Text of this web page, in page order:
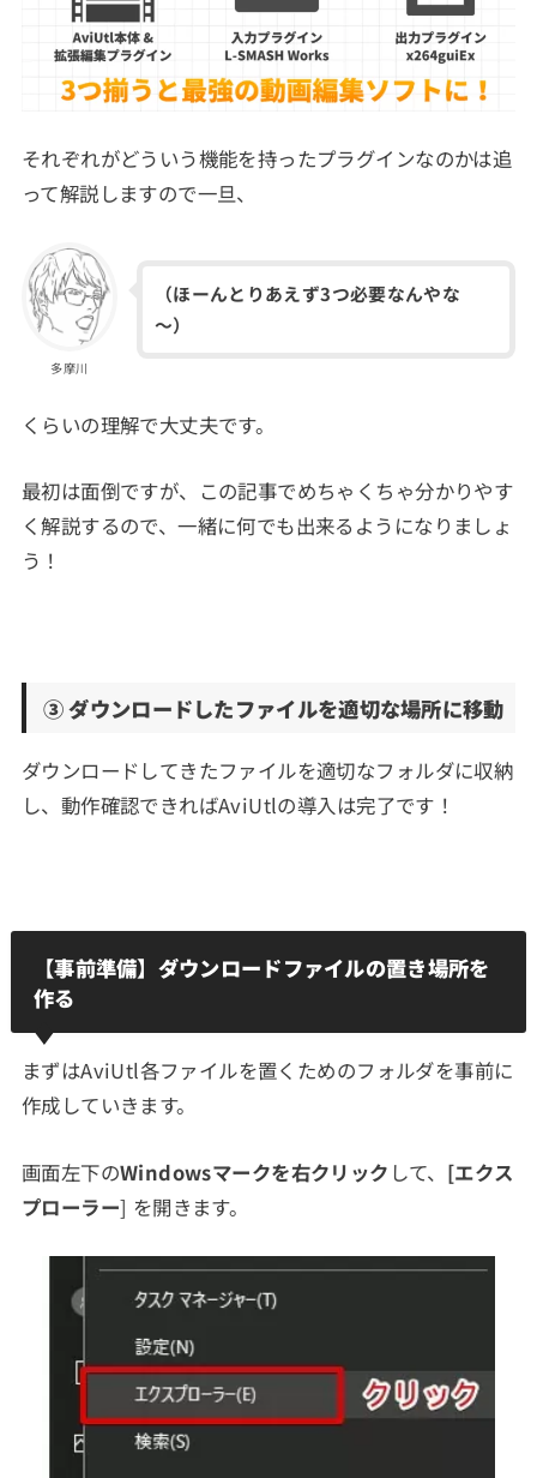
それぞれがどういう機能を持ったプラグインなのかは追
って解説しますので一旦、
多摩川
（ほーんとりあえず3つ必要なんやな
～）
くらいの理解で大丈夫です。
最初は面倒ですが、この記事でめちゃくちゃ分かりやす
く解説するので、一緒に何でも出来るようになりましょ
う！
③ ダウンロードしたファイルを適切な場所に移動
ダウンロードしてきたファイルを適切なフォルダに収納
し、動作確認できればAviUtlの導入は完了です！
【事前準備】ダウンロードファイルの置き場所を
作る
まずはAviUtl各ファイルを置くためのフォルダを事前に
作成していきます。
画面左下のWindowsマークを右クリック して、 [エクス
プローラー] を開きます。